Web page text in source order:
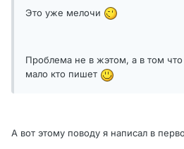
Это уже мелочи
Проблема не в жэтом, а в том
мало кто пишет
А вот этому поводу я написал в